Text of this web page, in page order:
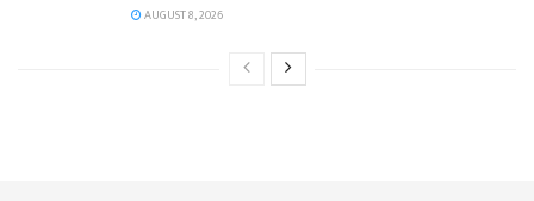
AUGUST 8, 2026